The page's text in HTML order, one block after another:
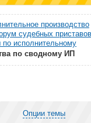
производство
судебных
исполнительному
по сводному ИП
Опции темы